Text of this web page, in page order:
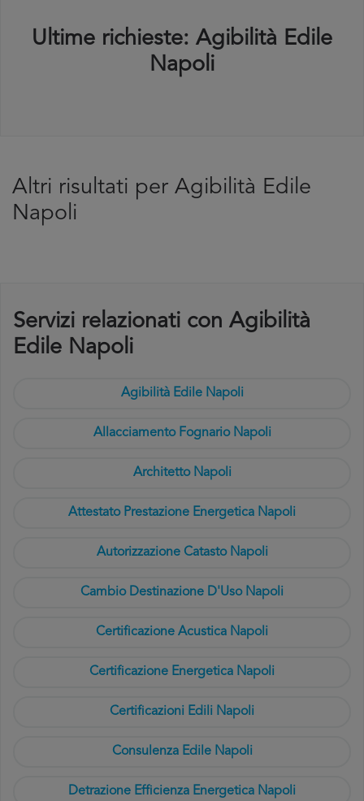
Ultime richieste: Agibilità Edile
Napoli
Altri risultati per Agibilità Edile
Napoli
Servizi relazionati con Agibilità
Edile Napoli
Agibilità Edile Napoli
Allacciamento Fognario Napoli
Architetto Napoli
Attestato Prestazione Energetica Napoli
Autorizzazione Catasto Napoli
Cambio Destinazione D'Uso Napoli
Certificazione Acustica Napoli
Certificazione Energetica Napoli
Certificazioni Edili Napoli
Consulenza Edile Napoli
Detrazione Efficienza Energetica Napoli